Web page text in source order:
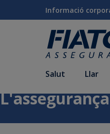
Salta al contingut principal
Informació
Salut Llar